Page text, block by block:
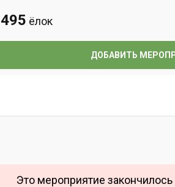
495 ёлок
ДОБАВИТЬ
Это мероприятие закончилось